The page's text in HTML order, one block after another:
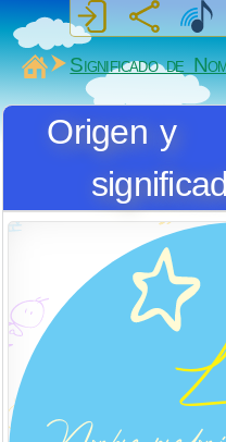
MiSabueso
Significado de
Origen y